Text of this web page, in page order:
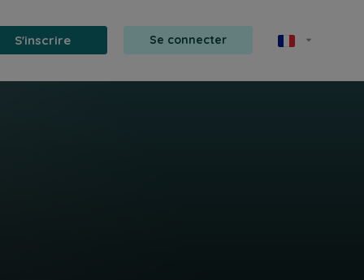
S'inscrire Se connecter